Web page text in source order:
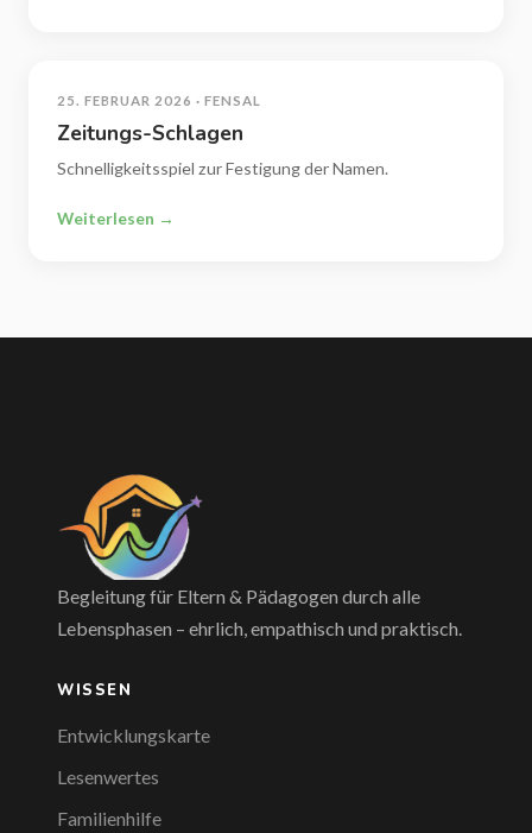
25. FEBRUAR 2026 · FENSAL
Zeitungs-Schlagen
Schnelligkeitsspiel zur Festigung der Namen.
Weiterlesen →
Begleitung für Eltern & Pädagogen durch alle
Lebensphasen – ehrlich, empathisch und praktisch.
WISSEN
Entwicklungskarte
Lesenwertes
Familienhilfe